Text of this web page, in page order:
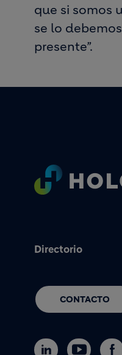
que si somos
se lo
presente”.
Directorio
CONTACTO